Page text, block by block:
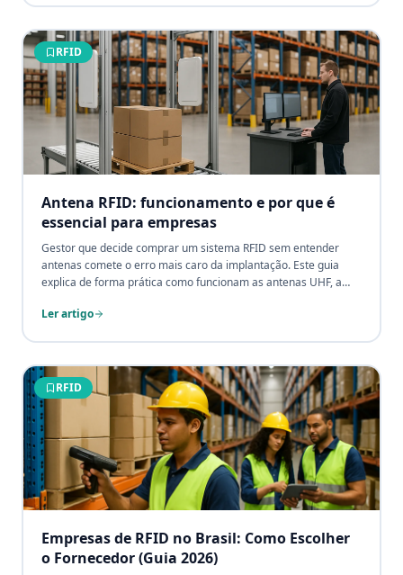
RFID
Antena RFID: funcionamento e por que é
essencial para empresas
Gestor que decide comprar um sistema RFID sem entender
antenas comete o erro mais caro da implantação. Este guia
explica de forma prática como funcionam as antenas UHF, a
escolher a configuração certa para cada ambiente.
Ler artigo
RFID
Empresas de RFID no Brasil: Como Escolher
o Fornecedor (Guia 2026)